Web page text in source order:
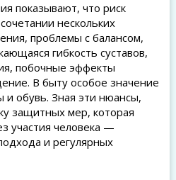
показывают, что риск
нескольких
проблемы с балансом,
гибкость суставов,
побочные эффекты
В быту особое значение
и обувь. Зная эти нюансы,
защитных мер, которая
участия человека —
и регулярных